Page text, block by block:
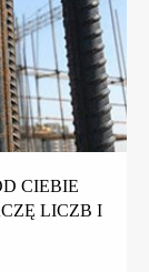
CIEBIE
LICZB I
ODZIEŻ